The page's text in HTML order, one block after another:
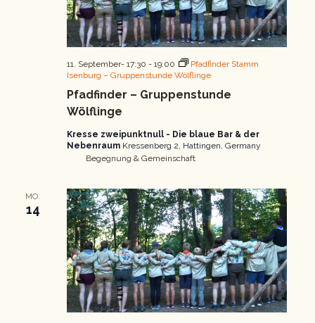
Pfadfinder – Gruppenstunde
Wölflinge
11. September- 17:30 - 19:00
Pfadfinder Stamm
Isenburg – Gruppenstunde Wölflinge
Kresse zweipunktnull - Die blaue Bar & der
Nebenraum Kressenberg 2, Hattingen, Germany
Begegnung & Gemeinschaft
MO.
14